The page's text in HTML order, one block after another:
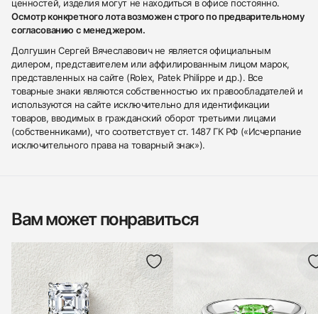
ценностей, изделия могут не находиться в офисе постоянно.
Осмотр конкретного лота возможен строго по предварительному
согласованию с менеджером.
Долгушин Сергей Вячеславович не является официальным
дилером, представителем или аффилированным лицом марок,
представленных на сайте (Rolex, Patek Philippe и др.). Все
товарные знаки являются собственностью их правообладателей и
используются на сайте исключительно для идентификации
товаров, вводимых в гражданский оборот третьими лицами
(собственниками), что соответствует ст. 1487 ГК РФ («Исчерпание
исключительного права на товарный знак»).
Вам может понравиться